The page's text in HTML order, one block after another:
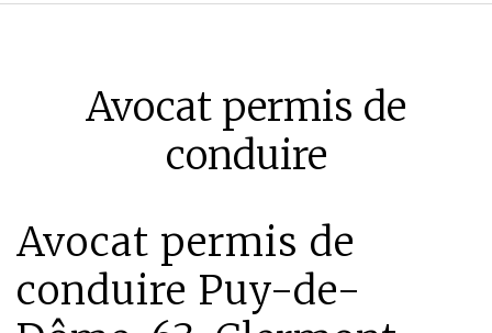
Avocat permis de
conduire
Avocat permis de
conduire Puy-de-